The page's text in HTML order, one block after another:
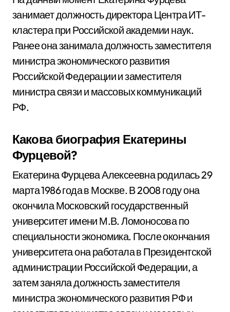
занимает должность директора Центра ИТ-
кластера при Российской академии наук.
Ранее она занимала должность заместителя
министра экономического развития
Российской Федерации и заместителя
министра связи и массовых коммуникаций
РФ.
Какова биография Екатерины
Фурцевой?
Екатерина Фурцева Алексеевна родилась 29
марта 1986 года в Москве. В 2008 году она
окончила Московский государственный
университет имени М.В. Ломоносова по
специальности экономика. После окончания
университета она работала в Президентской
администрации Российской Федерации, а
затем заняла должность заместителя
министра экономического развития РФ и